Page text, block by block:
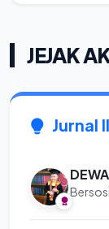
JEJAK
Jurnal